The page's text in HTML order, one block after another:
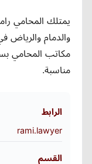
يمتلك المحامي
والدمام والرياض
مكاتب المحامي
مناسبة.
الرابط
rami.lawyer
القسم